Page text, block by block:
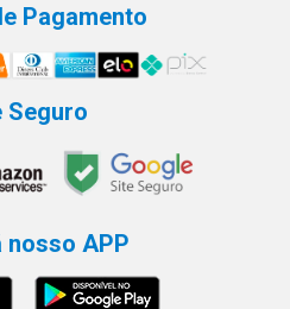
Pagamento
Seguro
nosso APP